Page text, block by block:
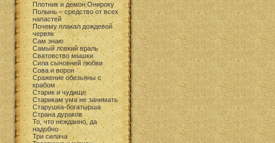
Плотник и демон Онироку
Полынь – средство от всех
напастей
Почему плакал дождевой
червяк
Сам знаю
Самый ловкий враль
Сватовство мышки
Сила сыновней любви
Сова и ворон
Сражение обезьяны с
крабом
Старик и чудище
Старикам ума не занимать
Старушка-богатырша
Страна дураков
То, что нежданно, да
надобно
Три силача